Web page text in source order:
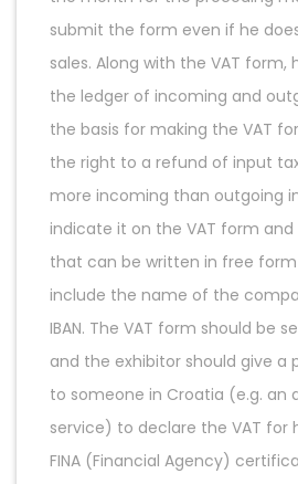
submit the form even if he
sales. Along with the VAT form,
the ledger of incoming and
the basis for making the VAT
the right to a refund of input
more incoming than outgoing
indicate it on the VAT form
that can be written in free
include the name of the
IBAN. The VAT form should be
and the exhibitor should give a
to someone in Croatia (e.g. an
service) to declare the VAT for
FINA (Financial Agency)